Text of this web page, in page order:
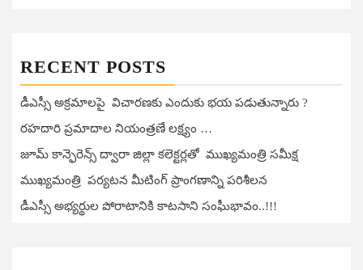
RECENT POSTS
డీఎస్సీ అక్రమాలపై విచారణకు ఎందుకు భయ పడుతున్నారు ?
రహదారి ప్రమాదాల నియంత్రణే లక్ష్యం …
జూమ్ కాన్ఫెరెన్స్ ద్వారా జిల్లా కలెక్టర్లతో ముఖ్యమంత్రి సమీక్ష
ముఖ్యమంత్రి పర్యటన మీటింగ్ ప్రాంగణాన్ని పరిశీలన
డీఎస్సీ అభ్యర్థుల పోరాటానికి కాటసాని సంఘీభావం..!!!